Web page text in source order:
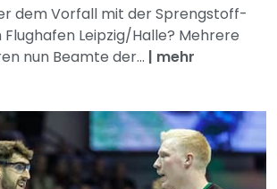
dem Vorfall mit der Sprengstoff-
Leipzig/Halle? Mehrere
nun Beamte der... | mehr